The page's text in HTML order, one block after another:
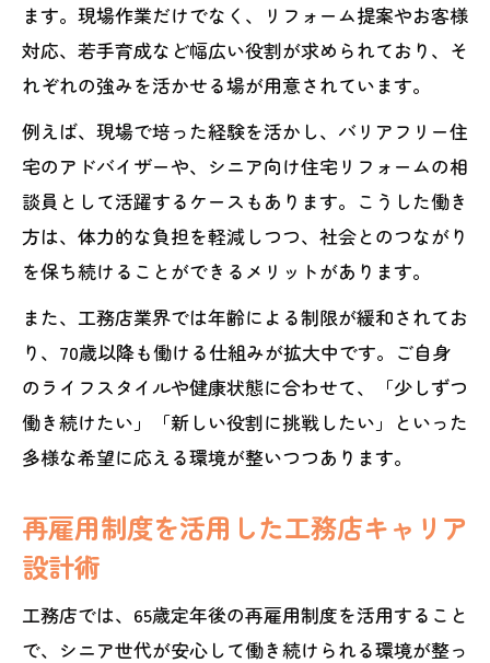
ます。現場作業だけでなく、リフォーム提案やお客様
対応、若手育成など幅広い役割が求められており、そ
れぞれの強みを活かせる場が用意されています。
例えば、現場で培った経験を活かし、バリアフリー住
宅のアドバイザーや、シニア向け住宅リフォームの相
談員として活躍するケースもあります。こうした働き
方は、体力的な負担を軽減しつつ、社会とのつながり
を保ち続けることができるメリットがあります。
また、工務店業界では年齢による制限が緩和されてお
り、70歳以降も働ける仕組みが拡大中です。ご自身
のライフスタイルや健康状態に合わせて、「少しずつ
働き続けたい」「新しい役割に挑戦したい」といった
多様な希望に応える環境が整いつつあります。
再雇用制度を活用した工務店キャリア
設計術
工務店では、65歳定年後の再雇用制度を活用すること
で、シニア世代が安心して働き続けられる環境が整っ